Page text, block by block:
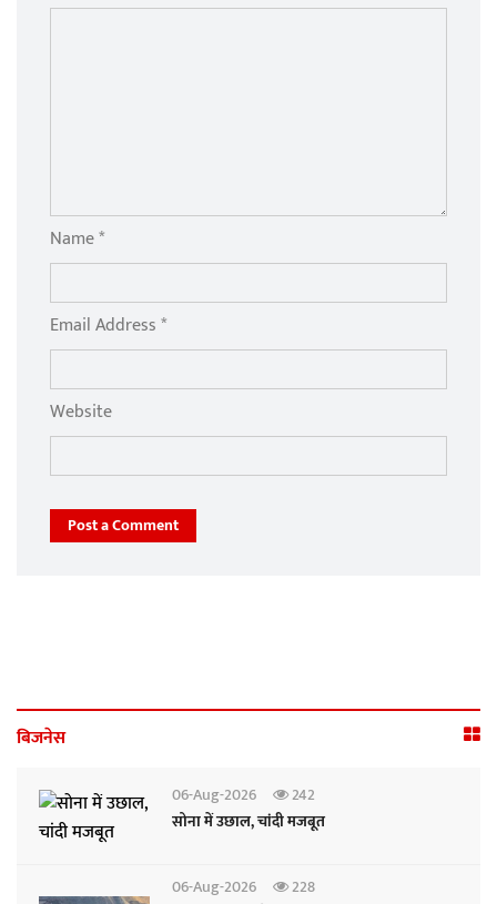
Name *
Email Address *
Website
Post a Comment
बिजनेस
06-Aug-2026
242
सोना में उछाल, चांदी मजबूत
06-Aug-2026
228